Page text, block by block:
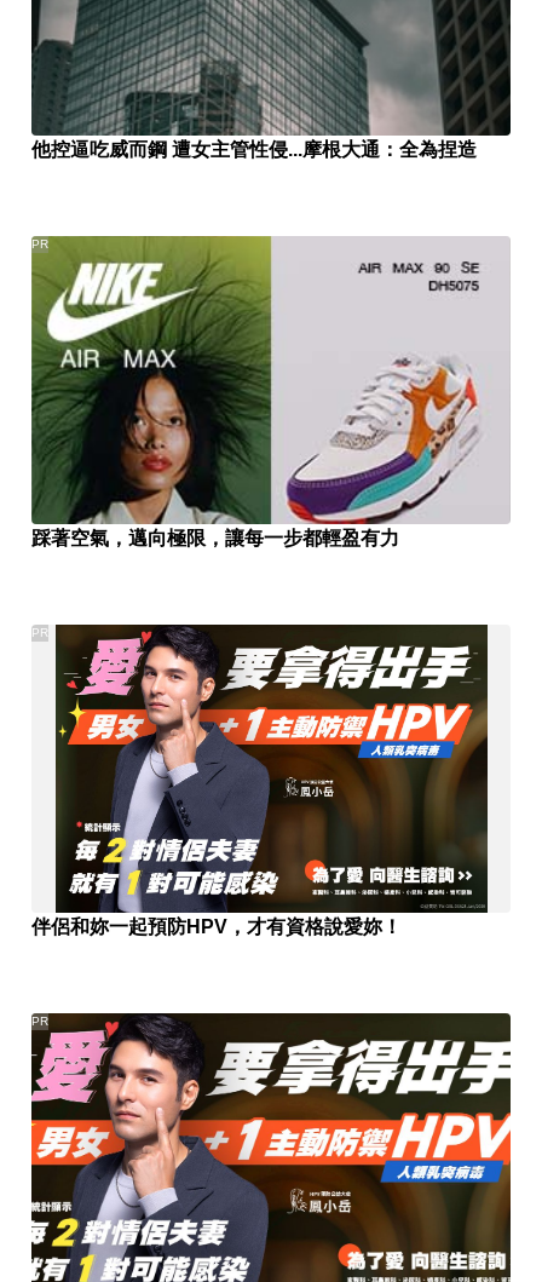
他控逼吃威而鋼 遭女主管性侵...摩根大通：全為捏造
踩著空氣，邁向極限，讓每一步都輕盈有力
PR
伴侶和妳一起預防HPV，才有資格說愛妳！
PR
PR